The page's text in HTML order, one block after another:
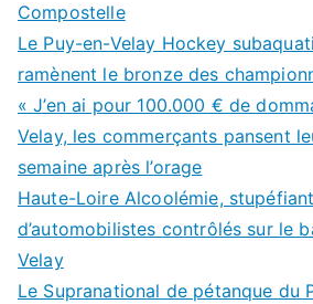
Compostelle
Le Puy-en-Velay Hockey
ramènent le bronze des
« J’en ai pour 100.000 € de
Velay, les commerçants pansent
semaine après l’orage
Haute-Loire Alcoolémie,
d’automobilistes contrôlés sur le
Velay
Le Supranational de pétanque du